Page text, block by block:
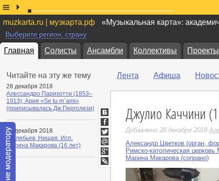
muzkarta.ru | музкарта.рф «Музыкальная карта»:
Выберите регион, страну
Главная Солисты Ансамбли Коллективы Проекты
Читайте на эту же тему
28 декабря 2018
Алессандро Паризотти (1853–
1913), Ария «Se tu m`ami»
(приписывалась Дж Перголези)
14 декабря 2018
А.Алябьев, Нищая. Исп.
Марина Макарова (16 лет)
Лента Афиша
Джулио Каччини
Добавлено 28 декабря 2018
Александр Цветков (орган,
Римско-католическая
Марина Макарова (сопрано)
ВКонтакте
Facebook
Twitter
Мой
Мир
Google+
LiveJournal